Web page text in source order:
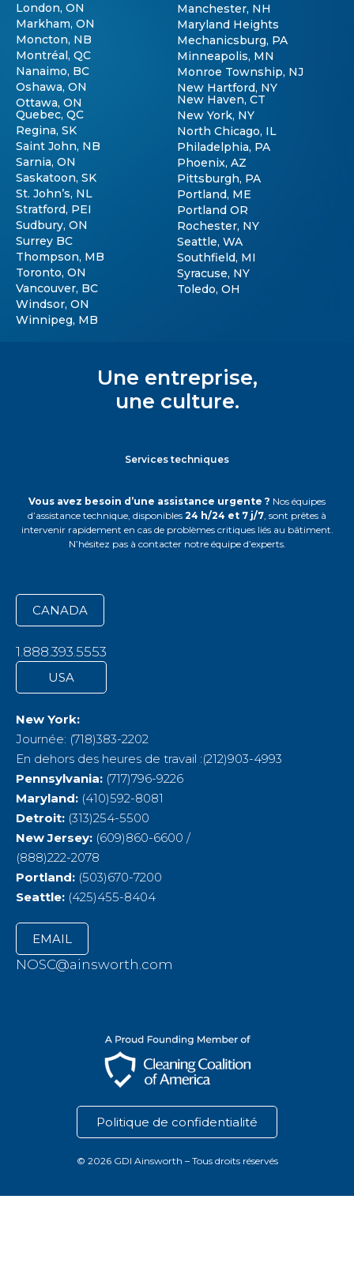
Une entreprise,
une culture.
Services techniques
Vous avez besoin d’une assistance urgente ? Nos équipes
d’assistance technique, disponibles 24 h/24 et 7 j/7 , sont prêtes à
intervenir rapidement en cas de problèmes critiques liés au bâtiment.
N’hésitez pas à contacter notre équipe d’experts.
CANADA
1.888.393.5553
USA
New York:
Journée: (718)383-2202
En dehors des heures de travail :(212)903-4993
Pennsylvania: (717)796-9226
Maryland: (410)592-8081
Detroit: (313)254-5500
New Jersey: (609)860-6600 /
(888)222-2078
Portland: (503)670-7200
Seattle: (425)455-8404
EMAIL
NOSC@ainsworth.com
Politique de confidentialité
© 2026 GDI Ainsworth – Tous droits réservés
London, ON
Markham, ON
Moncton, NB
Montréal, QC
Nanaimo, BC
Oshawa, ON
Ottawa, ON
Quebec, QC
Regina, SK
Saint John, NB
Sarnia, ON
Saskatoon, SK
St. John’s, NL
Stratford, PEI
Sudbury, ON
Surrey BC
Thompson, MB
Toronto, ON
Vancouver, BC
Windsor, ON
Winnipeg, MB
Manchester, NH
Maryland Heights
Mechanicsburg, PA
Minneapolis, MN
Monroe Township, NJ
New Hartford, NY
New Haven, CT
New York, NY
North Chicago, IL
Philadelphia, PA
Phoenix, AZ
Pittsburgh, PA
Portland, ME
Portland OR
Rochester, NY
Seattle, WA
Southfield, MI
Syracuse, NY
Toledo, OH